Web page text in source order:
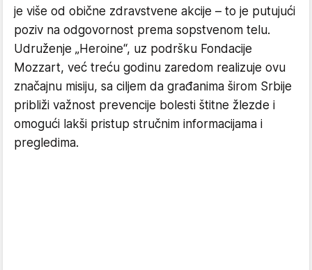
je više od obične zdravstvene akcije – to je putujući
poziv na odgovornost prema sopstvenom telu.
Udruženje „Heroine“, uz podršku Fondacije
Mozzart, već treću godinu zaredom realizuje ovu
značajnu misiju, sa ciljem da građanima širom Srbije
približi važnost prevencije bolesti štitne žlezde i
omogući lakši pristup stručnim informacijama i
pregledima.